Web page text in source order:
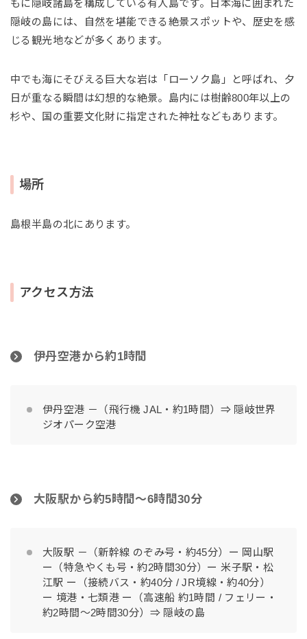
もに隠岐諸島を構成している有人島です。日本海に囲まれた
隠岐の島には、自然を堪能できる絶景スポットや、歴史を感
じる観光地などが多くあります。
中でも海にそびえる巨大な岩は「ローソク島」と呼ばれ、夕
日が重なる瞬間は幻想的な絶景。島内には樹齢800年以上の
杉や、国の重要文化財に指定された神社などもあります。
場所
島根半島の北にあります。
アクセス方法
伊丹空港から約1時間
伊丹空港 －（飛行機 JAL・約1時間）⇒ 隠岐世界
ジオパーク空港
大阪駅から約5時間〜6時間30分
大阪駅 －（新幹線 のぞみ号・約45分）ー 岡山駅
ー（特急やくも号・約2時間30分）ー 米子駅・松
江駅 ー（接続バス・約40分 / JR境線・約40分）
ー 境港・七類港 ー（高速船 約1時間 / フェリー・
約2時間～2時間30分）⇒ 隠岐の島